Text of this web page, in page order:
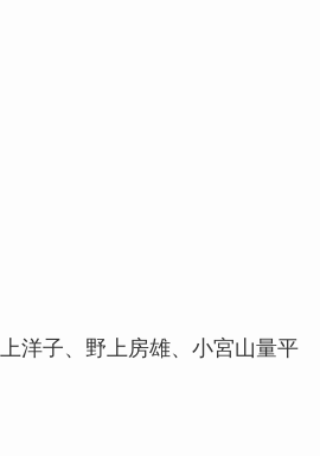
洋子、野上房雄、小宮山量平